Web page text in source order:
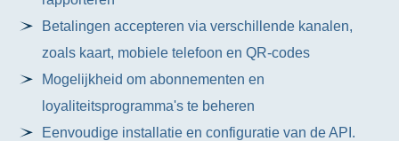
Betalingen accepteren via verschillende kanalen,
zoals kaart, mobiele telefoon en QR-codes
Mogelijkheid om abonnementen en
loyaliteitsprogramma's te beheren
Eenvoudige installatie en configuratie van de API.